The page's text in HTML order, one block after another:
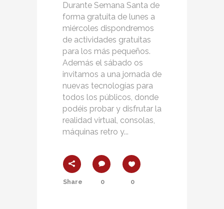
Durante Semana Santa de
forma gratuita de lunes a
miércoles dispondremos
de actividades gratuitas
para los más pequeños.
Además el sábado os
invitamos a una jornada de
nuevas tecnologías para
todos los públicos, donde
podéis probar y disfrutar la
realidad virtual, consolas,
máquinas retro y...
Share 0 0